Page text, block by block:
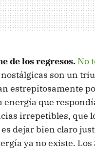
de los regresos. No
son un
estrepitosamente
que
irrepetibles, que
dejar bien claro
ya no existe. Los